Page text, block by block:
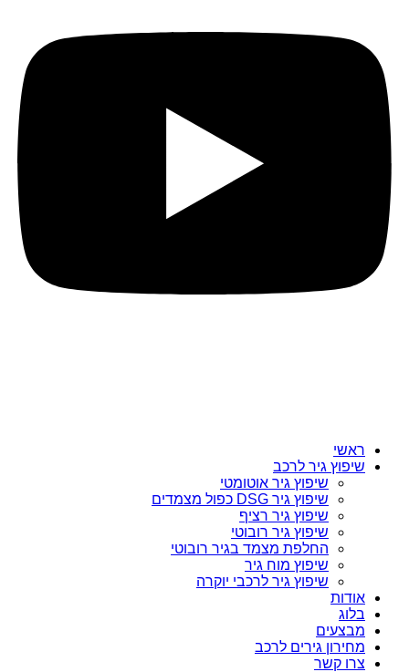
ראשי
שיפוץ גיר לרכב
שיפוץ גיר אוטומטי
שיפוץ גיר DSG כפול מצמדים
שיפוץ גיר רציף
שיפוץ גיר רובוטי
החלפת מצמד בגיר רובוטי
שיפוץ מוח גיר
שיפוץ גיר לרכבי יוקרה
אודות
בלוג
מבצעים
מחירון גירים לרכב
צרו קשר